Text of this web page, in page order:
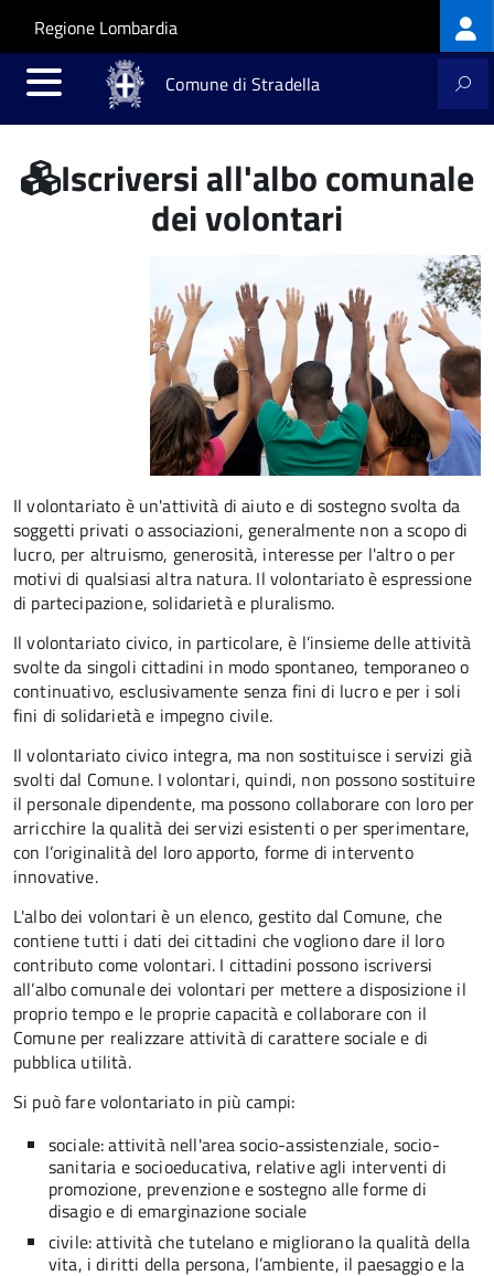
Salta al contenuto principale
Skip to site navigation
Regione Lombardia
Comune di Stradella
Iscriversi all'albo comunale
dei volontari
Il volontariato è un'attività di aiuto e di sostegno svolta da
soggetti privati o associazioni, generalmente non a scopo di
lucro, per altruismo, generosità, interesse per l'altro o per
motivi di qualsiasi altra natura. Il volontariato è espressione
di partecipazione, solidarietà e pluralismo.
Il volontariato civico, in particolare, è l’insieme delle attività
svolte da singoli cittadini in modo spontaneo, temporaneo o
continuativo, esclusivamente senza fini di lucro e per i soli
fini di solidarietà e impegno civile.
Il volontariato civico integra, ma non sostituisce i servizi già
svolti dal Comune. I volontari, quindi, non possono sostituire
il personale dipendente, ma possono collaborare con loro per
arricchire la qualità dei servizi esistenti o per sperimentare,
con l’originalità del loro apporto, forme di intervento
innovative.
L'albo dei volontari è un elenco, gestito dal Comune, che
contiene tutti i dati dei cittadini che vogliono dare il loro
contributo come volontari. I cittadini possono iscriversi
all’albo comunale dei volontari per mettere a disposizione il
proprio tempo e le proprie capacità e collaborare con il
Comune per realizzare attività di carattere sociale e di
pubblica utilità.
Si può fare volontariato in più campi:
sociale: attività nell'area socio-assistenziale, socio-
sanitaria e socioeducativa, relative agli interventi di
promozione, prevenzione e sostegno alle forme di
disagio e di emarginazione sociale
civile: attività che tutelano e migliorano la qualità della
vita, i diritti della persona, l’ambiente, il paesaggio e la